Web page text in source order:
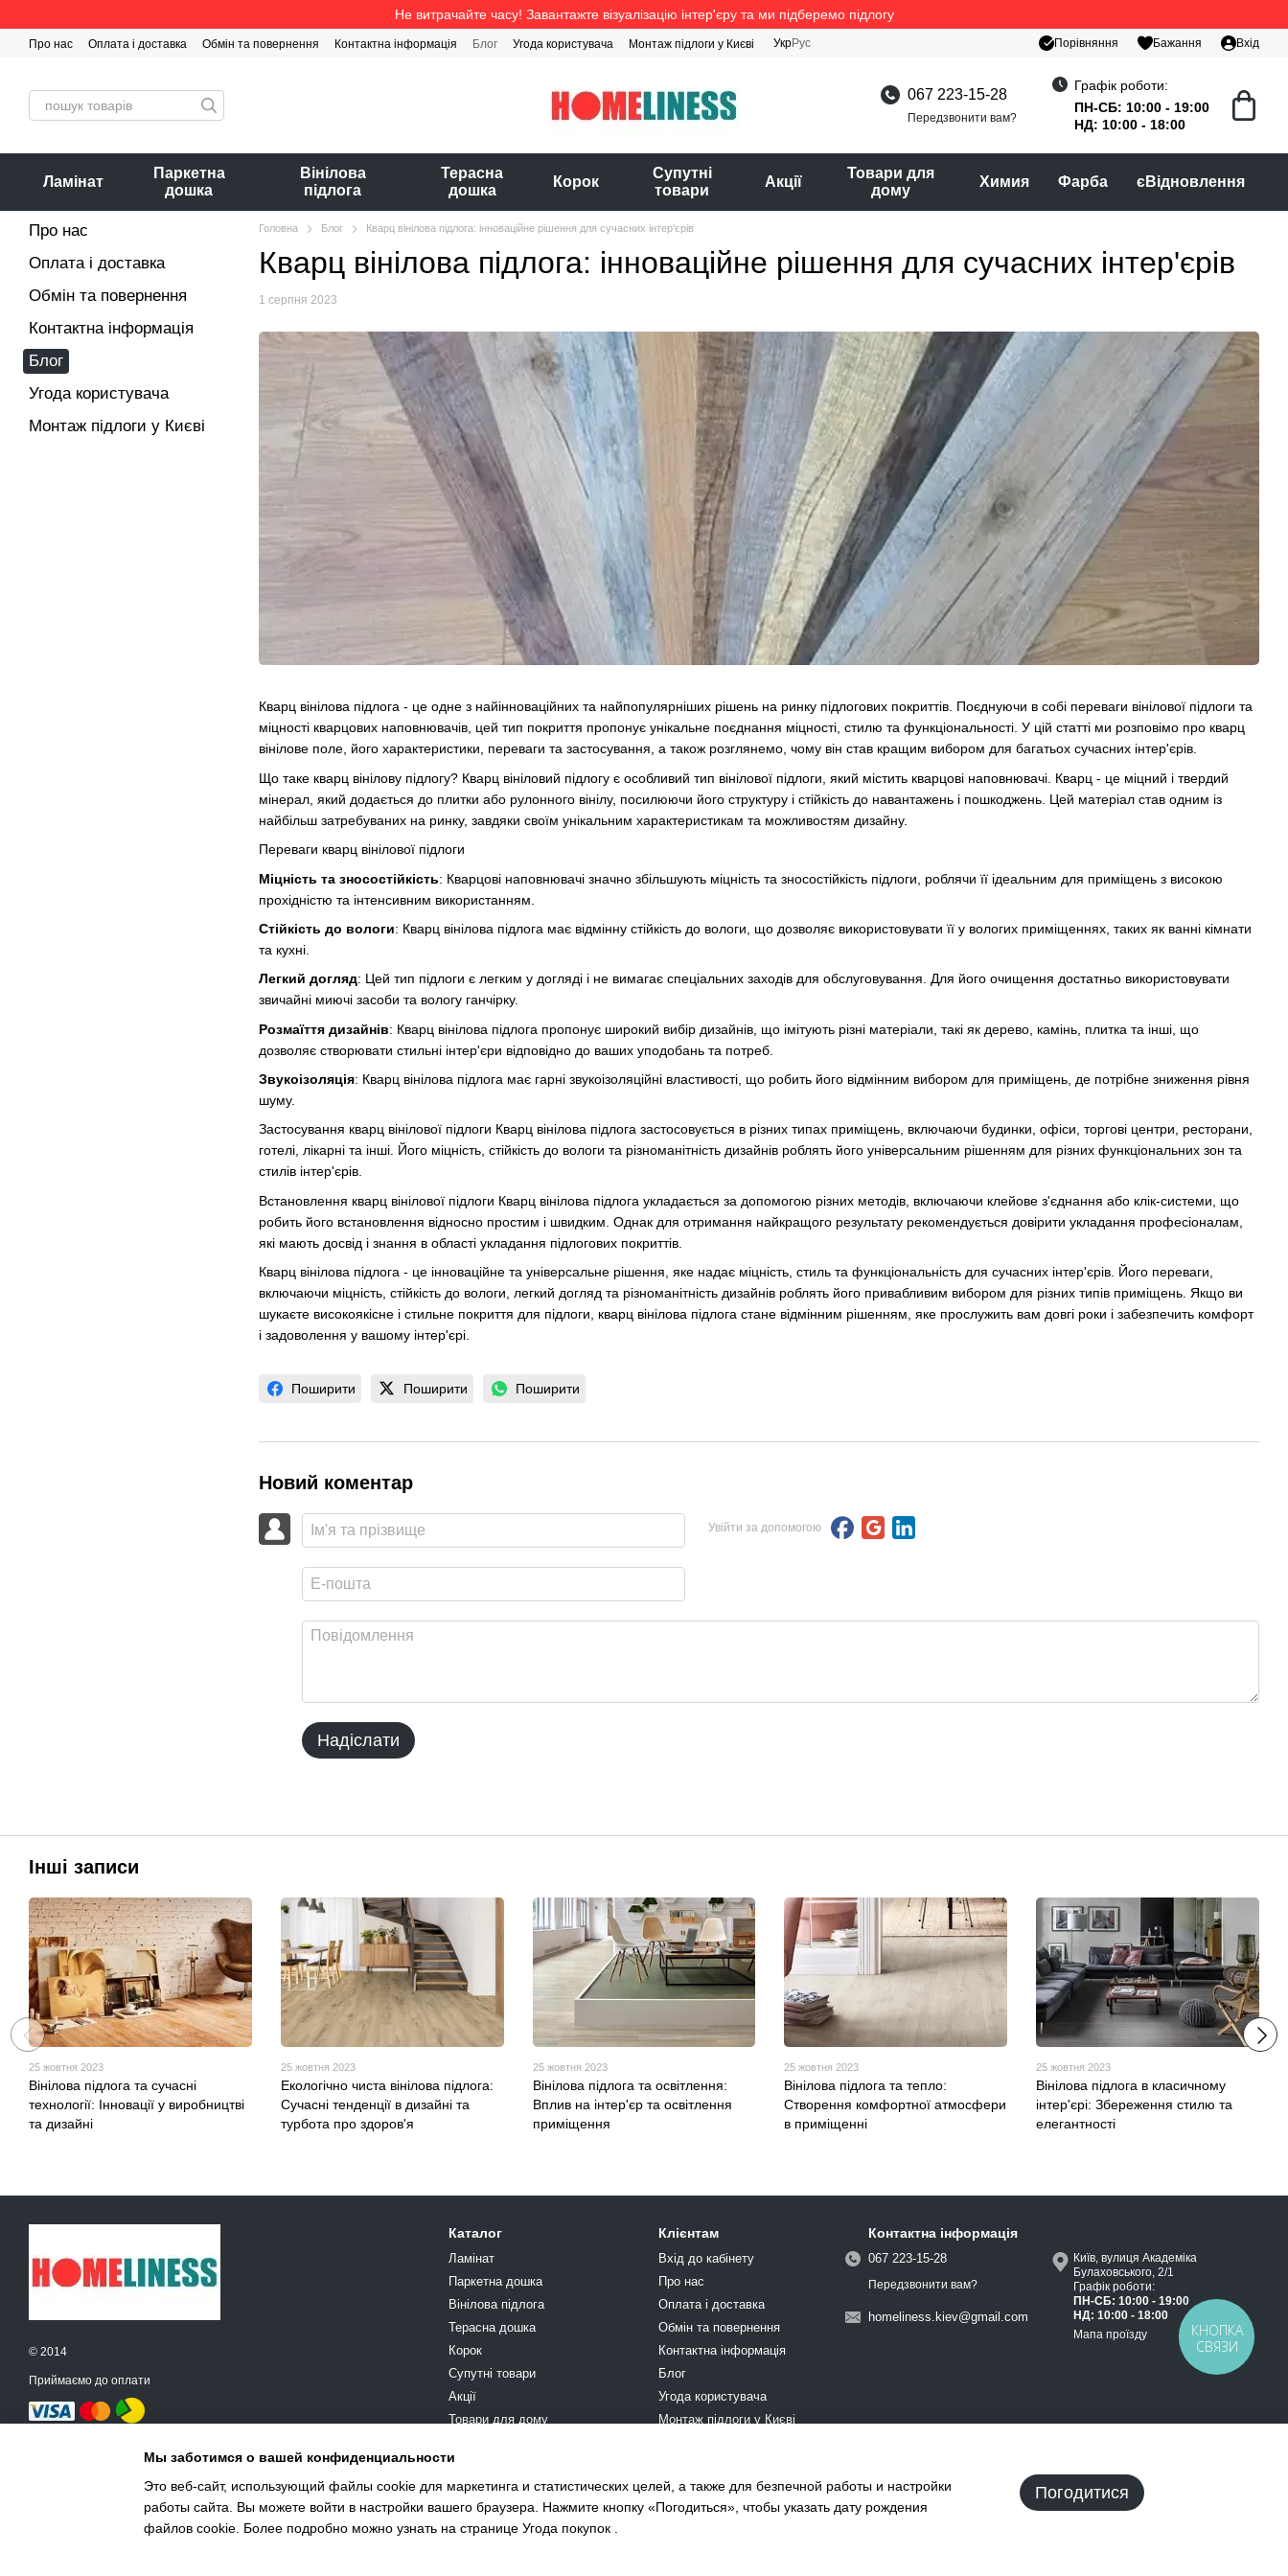
Не витрачайте часу! Завантажте візуалізацію інтер'єру та ми підберемо підлогу
Про нас Оплата і доставка Обмін та повернення Контактна інформація Блог Угода користувача Монтаж підлоги у Києві УкрРус Порівняння Бажання Вхід
067 223-15-28
Передзвонити вам?
Графік роботи:
ПН-СБ: 10:00 - 19:00
НД: 10:00 - 18:00
Ламінат
Паркетна
дошка
Вінілова
підлога
Терасна
дошка
Корок
Супутні
товари
Акції
Товари для
дому
Химия Фарба єВідновлення
Головна Блог Кварц вінілова підлога: інноваційне рішення для сучасних інтер'єрів
Кварц вінілова підлога: інноваційне рішення для сучасних інтер'єрів
1 серпня 2023
Кварц вінілова підлога - це одне з найінноваційних та найпопулярніших рішень на ринку підлогових покриттів. Поєднуючи в собі переваги вінілової підлоги та
міцності кварцових наповнювачів, цей тип покриття пропонує унікальне поєднання міцності, стилю та функціональності. У цій статті ми розповімо про кварц
вінілове поле, його характеристики, переваги та застосування, а також розглянемо, чому він став кращим вибором для багатьох сучасних інтер'єрів.
Що таке кварц вінілову підлогу? Кварц вініловий підлогу є особливий тип вінілової підлоги, який містить кварцові наповнювачі. Кварц - це міцний і твердий
мінерал, який додається до плитки або рулонного вінілу, посилюючи його структуру і стійкість до навантажень і пошкоджень. Цей матеріал став одним із
найбільш затребуваних на ринку, завдяки своїм унікальним характеристикам та можливостям дизайну.
Переваги кварц вінілової підлоги
Міцність та зносостійкість: Кварцові наповнювачі значно збільшують міцність та зносостійкість підлоги, роблячи її ідеальним для приміщень з високою
прохідністю та інтенсивним використанням.
Стійкість до вологи: Кварц вінілова підлога має відмінну стійкість до вологи, що дозволяє використовувати її у вологих приміщеннях, таких як ванні кімнати
та кухні.
Легкий догляд: Цей тип підлоги є легким у догляді і не вимагає спеціальних заходів для обслуговування. Для його очищення достатньо використовувати
звичайні миючі засоби та вологу ганчірку.
Розмаїття дизайнів: Кварц вінілова підлога пропонує широкий вибір дизайнів, що імітують різні матеріали, такі як дерево, камінь, плитка та інші, що
дозволяє створювати стильні інтер'єри відповідно до ваших уподобань та потреб.
Звукоізоляція: Кварц вінілова підлога має гарні звукоізоляційні властивості, що робить його відмінним вибором для приміщень, де потрібне зниження рівня
шуму.
Застосування кварц вінілової підлоги Кварц вінілова підлога застосовується в різних типах приміщень, включаючи будинки, офіси, торгові центри, ресторани,
готелі, лікарні та інші. Його міцність, стійкість до вологи та різноманітність дизайнів роблять його універсальним рішенням для різних функціональних зон та
стилів інтер'єрів.
Встановлення кварц вінілової підлоги Кварц вінілова підлога укладається за допомогою різних методів, включаючи клейове з'єднання або клік-системи, що
робить його встановлення відносно простим і швидким. Однак для отримання найкращого результату рекомендується довірити укладання професіоналам,
які мають досвід і знання в області укладання підлогових покриттів.
Кварц вінілова підлога - це інноваційне та універсальне рішення, яке надає міцність, стиль та функціональність для сучасних інтер'єрів. Його переваги,
включаючи міцність, стійкість до вологи, легкий догляд та різноманітність дизайнів роблять його привабливим вибором для різних типів приміщень. Якщо ви
шукаєте високоякісне і стильне покриття для підлоги, кварц вінілова підлога стане відмінним рішенням, яке прослужить вам довгі роки і забезпечить комфорт
і задоволення у вашому інтер'єрі.
Поширити Поширити Поширити
Новий коментар
Увійти за допомогою
Надіслати
Про нас
Оплата і доставка
Обмін та повернення
Контактна інформація
Блог
Угода користувача
Монтаж підлоги у Києві
Інші записи
25 жовтня 2023
Вінілова підлога та сучасні
технології: Інновації у виробництві
та дизайні
25 жовтня 2023
Екологічно чиста вінілова підлога:
Сучасні тенденції в дизайні та
турбота про здоров'я
25 жовтня 2023
Вінілова підлога та освітлення:
Вплив на інтер'єр та освітлення
приміщення
25 жовтня 2023
Вінілова підлога та тепло:
Створення комфортної атмосфери
в приміщенні
25 жовтня 2023
Вінілова підлога в класичному
інтер'єрі: Збереження стилю та
елегантності
© 2014
Приймаємо до оплати
Інтернет-магазин створений з Хорошоп
Каталог
Ламінат
Паркетна дошка
Вінілова підлога
Терасна дошка
Корок
Супутні товари
Акції
Товари для дому
Фарба
єВідновлення
Клієнтам
Вхід до кабінету
Про нас
Оплата і доставка
Обмін та повернення
Контактна інформація
Блог
Угода користувача
Монтаж підлоги у Києві
Контактна інформація
067 223-15-28
Передзвонити вам?
homeliness.kiev@gmail.com
Київ, вулиця Академіка
Булаховського, 2/1
Графік роботи:
ПН-СБ: 10:00 - 19:00
НД: 10:00 - 18:00
Мапа проїзду
Мы заботимся о вашей конфиденциальности
Это веб-сайт, использующий файлы cookie для маркетинга и статистических целей, а также для безпечной работы и настройки
работы сайта. Вы можете войти в настройки вашего браузера. Нажмите кнопку «Погодиться», чтобы указать дату рождения
файлов cookie. Более подробно можно узнать на странице Угода покупок
Погодитися
КНОПКА
СВЯЗИ